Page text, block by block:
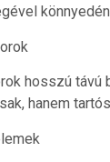
hosszú távú
hanem